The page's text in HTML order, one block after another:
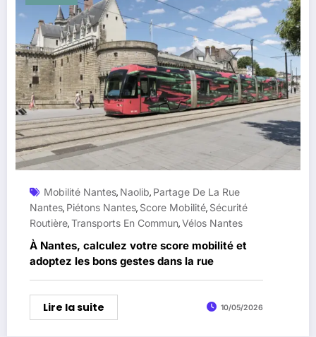
Mobilité Nantes, Naolib, Partage De La Rue
Nantes, Piétons Nantes, Score Mobilité, Sécurité
Routière,Transports En Commun,Vélos Nantes
À Nantes, calculez votre score mobilité et
adoptez les bons gestes dans la rue
Lire la suite 10/05/2026